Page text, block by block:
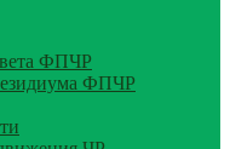
ФПЧР
ФПЧР